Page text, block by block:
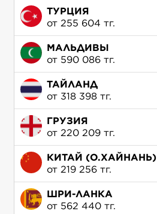
ТУРЦИЯ
от 255 604 тг.
МАЛЬДИВЫ
от 590 086 тг.
ТАЙЛАНД
от 318 398 тг.
ГРУЗИЯ
от 220 209 тг.
КИТАЙ (О.ХАЙНАНЬ)
от 219 256 тг.
ШРИ-ЛАНКА
от 562 440 тг.